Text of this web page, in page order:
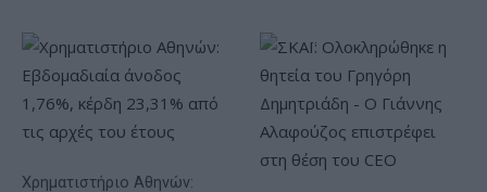
Χρηματιστήριο Αθηνών: